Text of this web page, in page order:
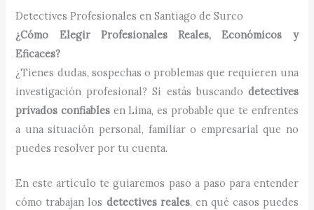
Detectives Profesionales en Santiago de Surco
¿Cómo Elegir Profesionales Reales, Económicos y
Eficaces?
¿Tienes dudas, sospechas o problemas que requieren una
investigación profesional? Si estás buscando detectives
privados confiables en Lima, es probable que te enfrentes
a una situación personal, familiar o empresarial que no
puedes resolver por tu cuenta.
En este artículo te guiaremos paso a paso para entender
cómo trabajan los detectives reales, en qué casos puedes